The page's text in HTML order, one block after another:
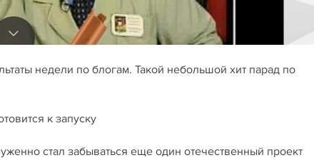
недели по блогам. Такой небольшой хит парад по
к запуску
стал забываться еще один отечественный проект